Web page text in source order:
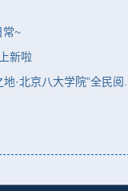
常~
新啦
·北京八大学院”全民阅...